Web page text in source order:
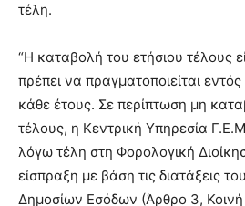
τέλη.
“Η καταβολή του ετήσιου τέλους
πρέπει να πραγματοποιείται
κάθε έτους. Σε περίπτωση μη
τέλους, η Κεντρική Υπηρεσία
λόγω τέλη στη Φορολογική
είσπραξη με βάση τις διατάξεις
Δημοσίων Εσόδων (Άρθρο 3,